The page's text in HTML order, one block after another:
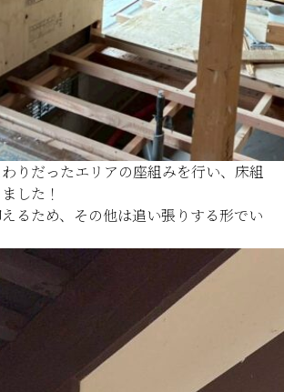
りだったエリアの座組みを行い、床組
した！
るため、その他は追い張りする形でい